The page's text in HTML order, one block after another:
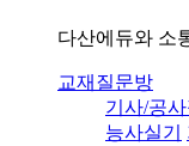
다산에듀와 소
교재질문방
기사/공사
능사실기